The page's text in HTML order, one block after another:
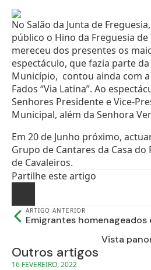
No Salão da Junta de
público o Hino da Freguesia
mereceu dos presentes os
espectáculo, que fazia parte
Município, contou ainda com
Fados “Via Latina”. Ao
Senhores Presidente e Vice-
Municipal, além da Senhora
Em 20 de Junho próximo,
Grupo de Cantares da Casa
de Cavaleiros.
Partilhe este artigo
ARTIGO ANTERIOR
Emigrantes homenageados
Vista
Outros artigos
16 FEVEREIRO, 2022